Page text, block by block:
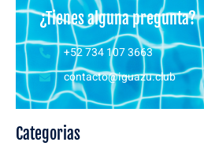
¿Tienes alguna pregunta?
+52 734 107 3663
contacto@iguazu.club
Categorias